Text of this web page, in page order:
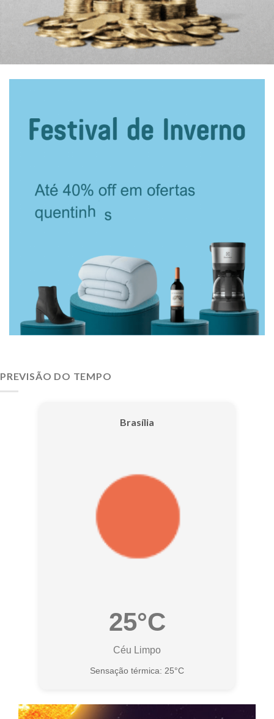
PREVISÃO DO TEMPO
Brasília
25°C
Céu Limpo
Sensação térmica: 25°C